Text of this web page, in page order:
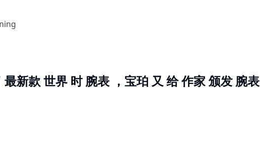
新款 世界 时 腕表 ，宝珀 又 给 作家 颁发 腕表